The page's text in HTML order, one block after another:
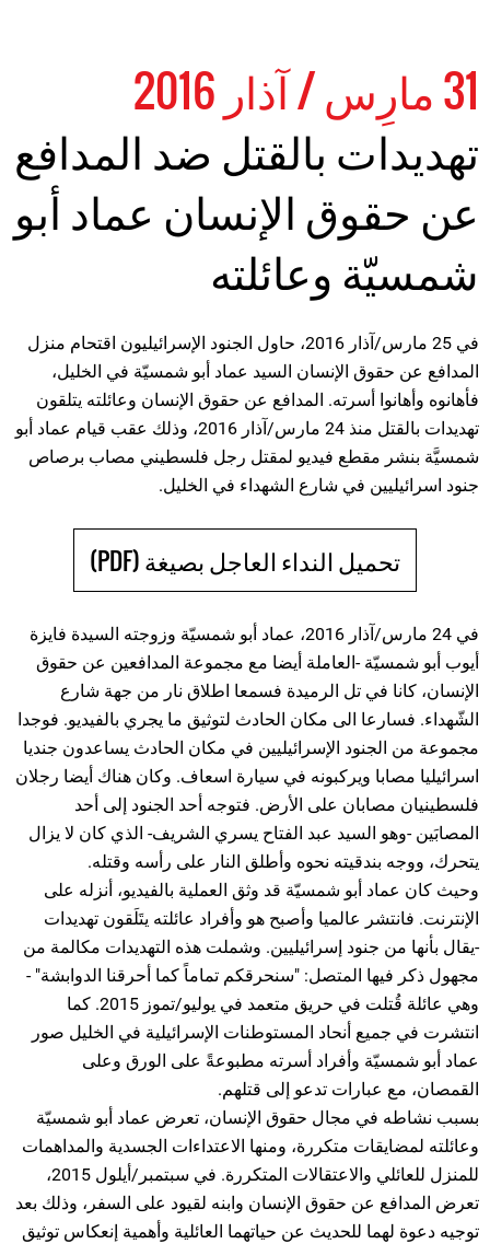
31 مارِس / آذار 2016
تهديدات بالقتل ضد المدافع
عن حقوق الإنسان عماد أبو
شمسيّة وعائلته
في 25 مارس/آذار 2016، حاول الجنود الإسرائيليون اقتحام منزل
المدافع عن حقوق الإنسان السيد عماد أبو شمسيّة في الخليل،
فأهانوه وأهانوا أسرته. المدافع عن حقوق الإنسان وعائلته يتلقون
تهديدات بالقتل منذ 24 مارس/آذار 2016، وذلك عقب قيام عماد أبو
شمسيَّة بنشر مقطع فيديو لمقتل رجل فلسطيني مصاب برصاص
جنود اسرائيليين في شارع الشهداء في الخليل.
تحميل النداء العاجل بصيغة (PDF)
في 24 مارس/آذار 2016، عماد أبو شمسيّة وزوجته السيدة فايزة
أيوب أبو شمسيّة -العاملة أيضا مع مجموعة المدافعين عن حقوق
الإنسان، كانا في تل الرميدة فسمعا اطلاق نار من جهة شارع
الشّهداء. فسارعا الى مكان الحادث لتوثيق ما يجري بالفيديو. فوجدا
مجموعة من الجنود الإسرائيليين في مكان الحادث يساعدون جنديا
اسرائيليا مصابا ويركبونه في سيارة اسعاف. وكان هناك أيضا رجلان
فلسطينيان مصابان على الأرض. فتوجه أحد الجنود إلى أحد
المصابَين -وهو السيد عبد الفتاح يسري الشريف- الذي كان لا يزال
يتحرك، ووجه بندقيته نحوه وأطلق النار على رأسه وقتله.
وحيث كان عماد أبو شمسيّة قد وثق العملية بالفيديو، أنزله على
الإنترنت. فانتشر عالميا وأصبح هو وأفراد عائلته يتَلَقون تهديدات
-يقال بأنها من جنود إسرائيليين. وشملت هذه التهديدات مكالمة من
مجهول ذكر فيها المتصل: "سنحرقكم تماماً كما أحرقنا الدوابشة" -
وهي عائلة قُتلت في حريق متعمد في يوليو/تموز 2015. كما
انتشرت في جميع أنحاد المستوطنات الإسرائيلية في الخليل صور
عماد أبو شمسيّة وأفراد أسرته مطبوعةً على الورق وعلى
القمصان، مع عبارات تدعو إلى قتلهم.
بسبب نشاطه في مجال حقوق الإنسان، تعرض عماد أبو شمسيّة
وعائلته لمضايقات متكررة، ومنها الاعتداءات الجسدية والمداهمات
للمنزل للعائلي والاعتقالات المتكررة. في سبتمبر/أيلول 2015،
تعرض المدافع عن حقوق الإنسان وابنه لقيود على السفر، وذلك بعد
توجيه دعوة لهما للحديث عن حياتهما العائلية وأهمية إنعكاس توثيق